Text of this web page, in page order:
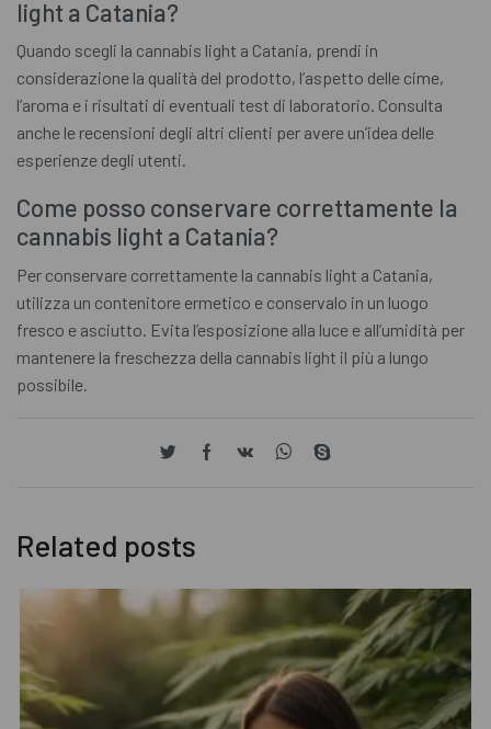
light a Catania?
Quando scegli la cannabis light a Catania, prendi in
considerazione la qualità del prodotto, l’aspetto delle cime,
l’aroma e i risultati di eventuali test di laboratorio. Consulta
anche le recensioni degli altri clienti per avere un’idea delle
esperienze degli utenti.
Come posso conservare correttamente la
cannabis light a Catania?
Per conservare correttamente la cannabis light a Catania,
utilizza un contenitore ermetico e conservalo in un luogo
fresco e asciutto. Evita l’esposizione alla luce e all’umidità per
mantenere la freschezza della cannabis light il più a lungo
possibile.
Related posts